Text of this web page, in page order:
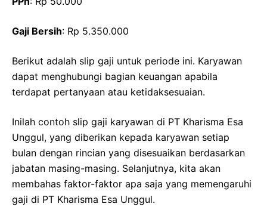
Gaji Bersih: Rp 5.350.000
Berikut adalah slip gaji untuk periode ini. Karyawan
dapat menghubungi bagian keuangan apabila
terdapat pertanyaan atau ketidaksesuaian.
Inilah contoh slip gaji karyawan di PT Kharisma Esa
Unggul, yang diberikan kepada karyawan setiap
bulan dengan rincian yang disesuaikan berdasarkan
jabatan masing-masing. Selanjutnya, kita akan
membahas faktor-faktor apa saja yang memengaruhi
gaji di PT Kharisma Esa Unggul.